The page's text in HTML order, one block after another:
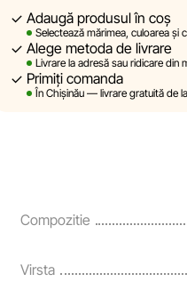
linkuri pe site-ul nostru.
Sportlandia își rezervă dreptul
prealabilă, descrierile,
site sunt simulate și au un
și corecta prompt eventualele
Adaugă produsul în coș
Selectează mărimea, culoarea și
Alege metoda de livrare
Livrare la adresă sau ridicare din
Primiți comanda
În Chișinău — livrare gratuită de
Compozitie
Virsta